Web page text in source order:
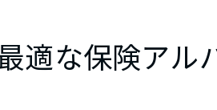
適な保険アル